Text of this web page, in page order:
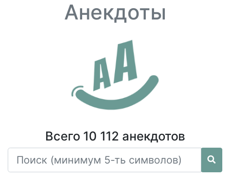
Анекдоты
Всего 10 112 анекдотов